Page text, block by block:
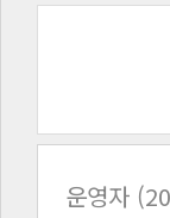
운영자